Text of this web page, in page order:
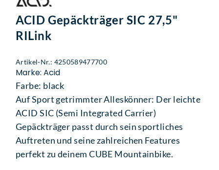
ACID Gepäckträger SIC 27,5"
RILink
Artikel-Nr.: 4250589477700
Marke: Acid
Farbe: black
Auf Sport getrimmter Alleskönner: Der leichte
ACID SIC (Semi Integrated Carrier)
Gepäckträger passt durch sein sportliches
Auftreten und seine zahlreichen Features
perfekt zu deinem CUBE Mountainbike.